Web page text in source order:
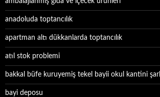
anadoluda toptancılık
apartman altı dükkanlarda toptancılık
atıl stok problemi
bakkal büfe kuruyemiş tekel bayii okul kantini
bayi deposu